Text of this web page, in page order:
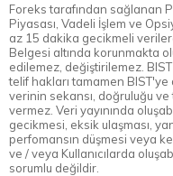
Foreks tarafından sağlanan
Piyasası, Vadeli İşlem ve
az 15 dakika gecikmeli
Belgesi altında korunmakta
edilemez, değiştirilemez.
telif hakları tamamen BIST'ye
verinin sekansı, doğruluğu
vermez. Veri yayınında
gecikmesi, eksik ulaşması,
perfomansın düşmesi veya
ve / veya Kullanıcılarda
sorumlu değildir.